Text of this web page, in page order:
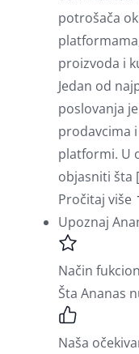
potrošača
proizvoda i
Jedan od
poslovanja
prodavcima
platformi. U
objasniti šta
Pročitaj više
Upoznaj
Način
Šta Ananas
Naša